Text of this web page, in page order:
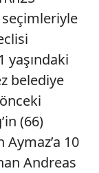
seçimleriyle
yaşındaki
belediye
(66)
10
Andreas